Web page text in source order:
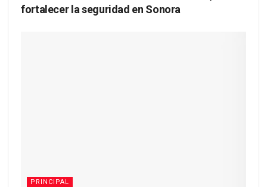
fortalecer la seguridad en Sonora
PRINCIPAL